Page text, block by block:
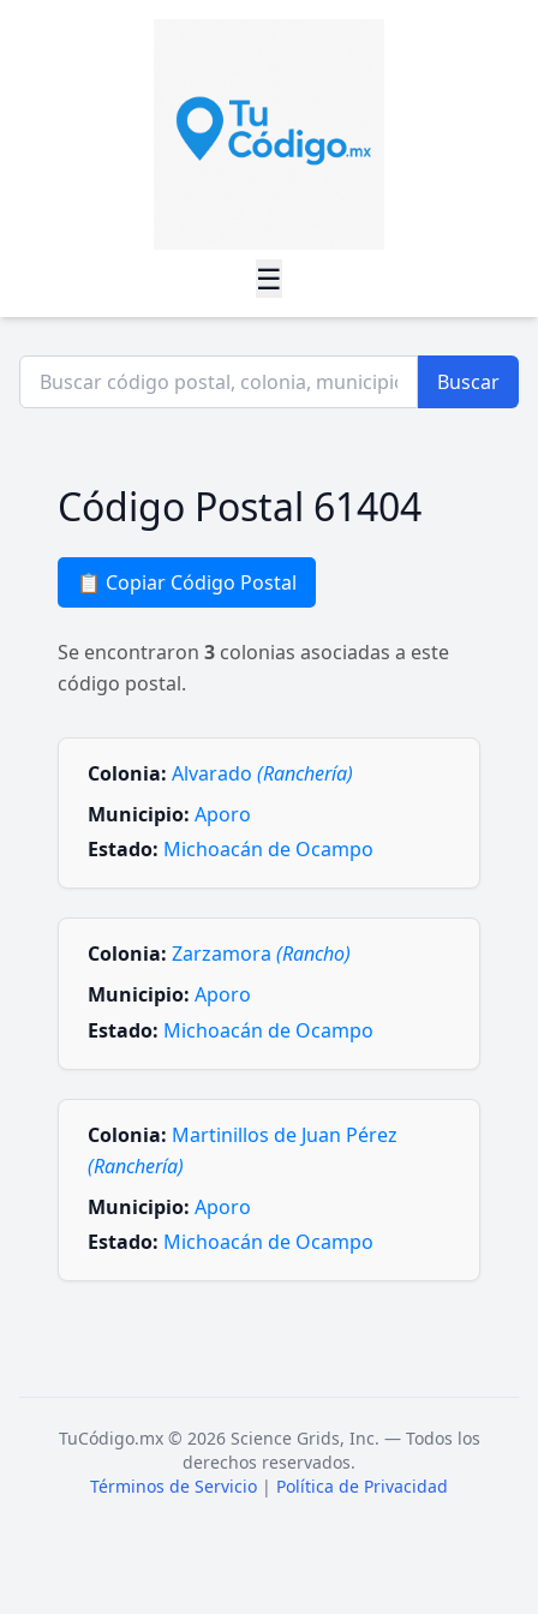
☰
Buscar
Código Postal 61404
📋 Copiar Código Postal
Se encontraron 3 colonias asociadas a este
código postal.
Colonia: Alvarado (Ranchería)
Municipio: Aporo
Estado: Michoacán de Ocampo
Colonia: Zarzamora (Rancho)
Municipio: Aporo
Estado: Michoacán de Ocampo
Colonia: Martinillos de Juan Pérez
(Ranchería)
Municipio: Aporo
Estado: Michoacán de Ocampo
TuCódigo.mx © 2026 Science Grids, Inc. — Todos los
derechos reservados.
Términos de Servicio | Política de Privacidad